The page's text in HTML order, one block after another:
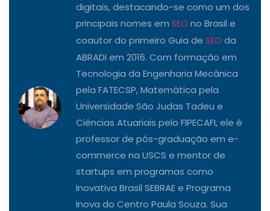
digitais, destacando-se como um dos
principais nomes em SEO no Brasil e
coautor do primeiro Guia de SEO da
ABRADI em 2016. Com formação em
Tecnologia da Engenharia Mecânica
pela FATECSP, Matemática pela
Universidade São Judas Tadeu e
Ciências Atuariais pelo FIPECAFI, ele é
professor de pós-graduação em e-
commerce na USCS e mentor de
startups em programas como
Inovativa Brasil SEBRAE e Programa
Inova do Centro Paula Souza. Sua